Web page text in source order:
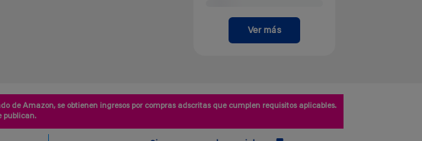
Ver más
de Amazon, se obtienen ingresos por compras adscritas que cumplen requisitos aplicables.
publican.